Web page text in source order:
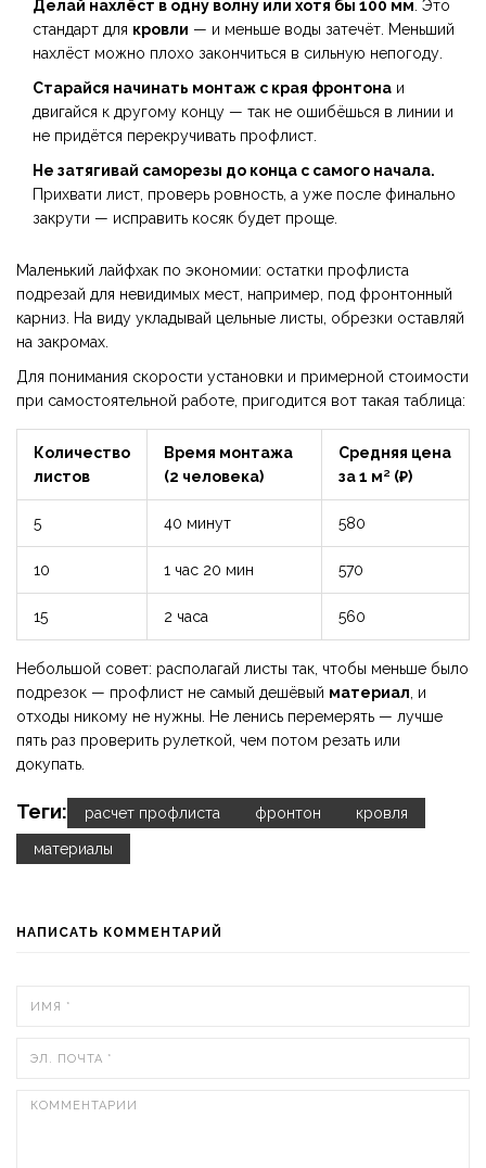
Делай нахлёст в одну волну или хотя бы 100 мм. Это
стандарт для кровли — и меньше воды затечёт. Меньший
нахлёст можно плохо закончиться в сильную непогоду.
Старайся начинать монтаж с края фронтона и
двигайся к другому концу — так не ошибёшься в линии и
не придётся перекручивать профлист.
Не затягивай саморезы до конца с самого начала.
Прихвати лист, проверь ровность, а уже после финально
закрути — исправить косяк будет проще.
Маленький лайфхак по экономии: остатки профлиста
подрезай для невидимых мест, например, под фронтонный
карниз. На виду укладывай цельные листы, обрезки оставляй
на закромах.
Для понимания скорости установки и примерной стоимости
при самостоятельной работе, пригодится вот такая таблица:
Количество
листов
Время монтажа
(2 человека)
Средняя цена
за 1 м² (₽)
5 40 минут 580
10 1 час 20 мин 570
15 2 часа 560
Небольшой совет: располагай листы так, чтобы меньше было
подрезок — профлист не самый дешёвый материал, и
отходы никому не нужны. Не ленись перемерять — лучше
пять раз проверить рулеткой, чем потом резать или
докупать.
Теги: расчет профлиста фронтон кровля
материалы
НАПИСАТЬ КОММЕНТАРИЙ